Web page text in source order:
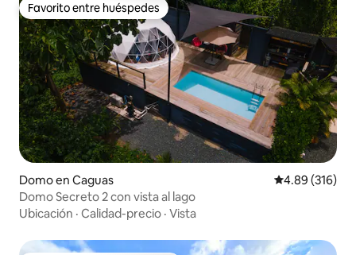
Favorito entre huéspedes
Favorito entre huéspedes
Domo en Caguas Calificación
4.89 (316)
Domo Secreto 2 con vista al lago
Ubicación · Calidad-precio · Vista